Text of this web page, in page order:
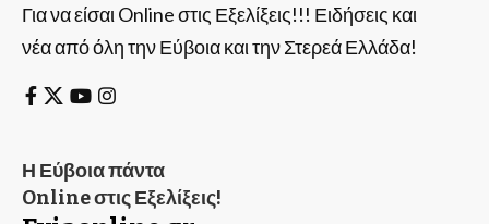
Για να είσαι Online στις Εξελίξεις!!! Ειδήσεις και
νέα από όλη την Εύβοια και την Στερεά Ελλάδα!
Η Εύβοια πάντα
Online στις Εξελίξεις!